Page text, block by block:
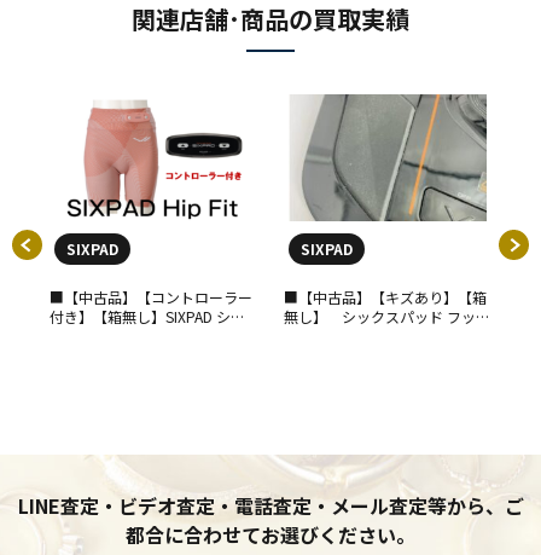
関連店舗･商品の買取実績
SIXPAD
■【中古品】【コントローラー
付き】【箱無し】SIXPAD シッ
SIXPAD
■【中古品】【キズあり】【箱
無し】 シックスパッド フット
LINE査定・ビデオ査定・電話査定・メール査定等から、ご
都合に合わせてお選びください。